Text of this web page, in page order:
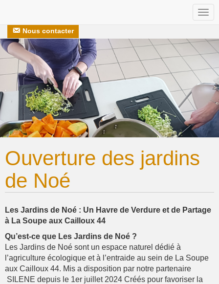
Nous contacter
Ouverture des jardins
de Noé
Les Jardins de Noé : Un Havre de Verdure et de Partage
à La Soupe aux Cailloux 44
Qu’est-ce que Les Jardins de Noé ?
Les Jardins de Noé sont un espace naturel dédié à
l’agriculture écologique et à l’entraide au sein de La Soupe
aux Cailloux 44. Mis a disposition par notre partenaire
SILENE depuis le 1er juillet 2024 Créés pour favoriser la